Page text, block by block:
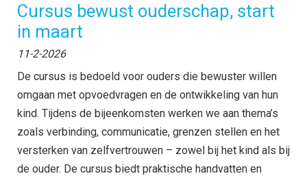
Cursus bewust ouderschap, start
in maart
11-2-2026
De cursus is bedoeld voor ouders die bewuster willen
omgaan met opvoedvragen en de ontwikkeling van hun
kind. Tijdens de bijeenkomsten werken we aan thema’s
zoals verbinding, communicatie, grenzen stellen en het
versterken van zelfvertrouwen – zowel bij het kind als bij
de ouder. De cursus biedt praktische handvatten en